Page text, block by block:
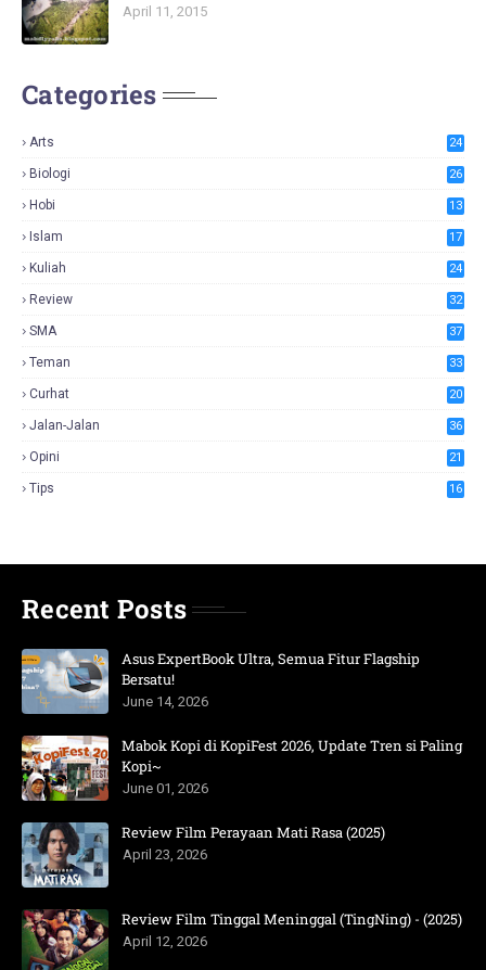
April 11, 2015
Categories
Arts 24
Biologi 26
Hobi 13
Islam 17
Kuliah 24
Review 32
SMA 37
Teman 33
Curhat 20
Jalan-Jalan 36
Opini 21
Tips 16
Recent Posts
Asus ExpertBook Ultra, Semua Fitur Flagship
Bersatu!
June 14, 2026
Mabok Kopi di KopiFest 2026, Update Tren si Paling
Kopi~
June 01, 2026
Review Film Perayaan Mati Rasa (2025)
April 23, 2026
Review Film Tinggal Meninggal (TingNing) - (2025)
April 12, 2026